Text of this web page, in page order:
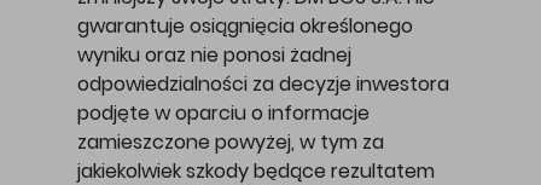
gwarantuje osiągnięcia określonego
wyniku oraz nie ponosi żadnej
odpowiedzialności za decyzje inwestora
podjęte w oparciu o informacje
zamieszczone powyżej, w tym za
jakiekolwiek szkody będące rezultatem